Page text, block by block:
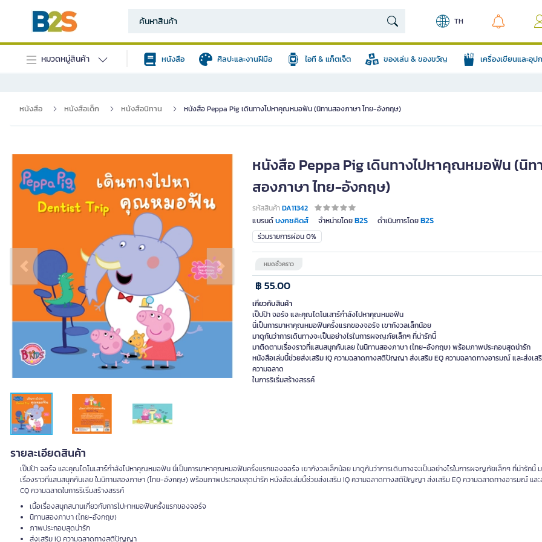
TH
หมวดหมู่สินค้า หนังสือ ศิลปะและงานฝีมือ ไอที & แก็ตเจ็ต ของเล่น & ของขวัญ เครื่องเขียนและอุ
หนังสือ หนังสือเด็ก หนังสือนิทาน หนังสือ Peppa Pig เดินทางไปหาคุณหมอฟัน (นิทานสองภาษา ไทย-อังกฤษ)
Previous slide Next slide
หนังสือ Peppa Pig เดินทางไปหาคุณหมอฟัน (นิท
สองภาษา ไทย-อังกฤษ)
รหัสสินค้าDA11342
แบรนด์บงกชคิดส์ จำหน่ายโดยB2S ดำเนินการโดยB2S
ร่วมรายการผ่อน 0%
หมดชั่วคราว
฿ 55.00
เกี่ยวกับสินค้า
เป๊ปป้า จอร์จ และคุณไดโนเสาร์กำลังไปหาคุณหมอฟัน
นี่เป็นการมาหาคุณหมอฟันครั้งแรกของจอร์จ เขากังวลเล็กน้อย
มาดูกันว่าการเดินทางจะเป็นอย่างไรในการผจญภัยเล็กๆ ที่น่ารักนี้
มาติดตามเรื่องราวที่แสนสนุกกันเลย ในนิทานสองภาษา (ไทย-อังกฤษ) พร้อมภาพประกอบสุดน่ารัก
หนังสือเล่มนี้ช่วยส่งเสริม IQ ความฉลาดทางสติปัญญา ส่งเสริม EQ ความฉลาดทางอารมณ์ และส่งเส
ความฉลาด
รายละเอียดสินค้า
เป๊ปป้า จอร์จ และคุณไดโนเสาร์กำลังไปหาคุณหมอฟัน นี่เป็นการมาหาคุณหมอฟันครั้งแรกของจอร์จ เขากังวลเล็กน้อย มาดูกันว่าการเดินทางจะเป็นอย่างไรในการผจญภัยเล็กๆ ที่น่ารักนี้
เรื่องราวที่แสนสนุกกันเลย ในนิทานสองภาษา (ไทย-อังกฤษ) พร้อมภาพประกอบสุดน่ารัก หนังสือเล่มนี้ช่วยส่งเสริม IQ ความฉลาดทางสติปัญญา ส่งเสริม EQ ความฉลาดทางอารมณ์ และ
CQ ความฉลาดในการริเริ่มสร้างสรรค์
เนื้อเรื่องสนุกสนานเกี่ยวกับการไปหาหมอฟันครั้งแรกของจอร์จ
นิทานสองภาษา (ไทย-อังกฤษ)
ภาพประกอบสุดน่ารัก
ส่งเสริม IQ ความฉลาดทางสติปัญญา